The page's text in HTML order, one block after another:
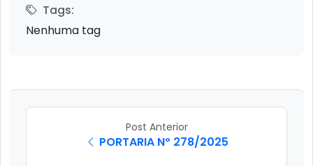
Tags:
Nenhuma tag
Post Anterior
PORTARIA Nº 278/2025